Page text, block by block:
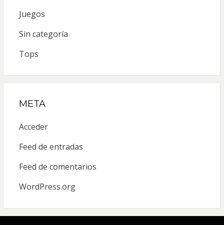
Juegos
Sin categoría
Tops
META
Acceder
Feed de entradas
Feed de comentarios
WordPress.org